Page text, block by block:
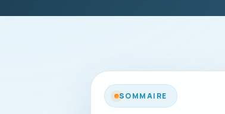
SOMMAIRE